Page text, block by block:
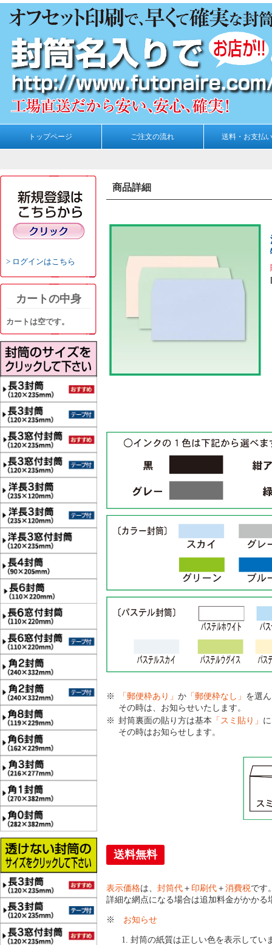
トップページ ご注文の流れ 送料・お支払
ログインはこちら
カートの中身
カートは空です。
商品詳細
「郵便枠あり」 か 「郵便枠なし」 を選
その時は、お知らせいたします。
封筒裏面の貼り方は基本 「スミ貼り」
その時はお知らせします。
送料無料
表示価格は、 封筒代 ＋ 印刷代 ＋ 消費税です
詳細な網点になる場合は追加料金がかかる
※ お知らせ
封筒の紙質は正しい色を表示してい